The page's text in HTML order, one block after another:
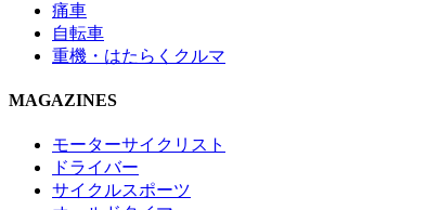
痛車
自転車
重機・はたらくクルマ
MAGAZINES
モーターサイクリスト
ドライバー
サイクルスポーツ